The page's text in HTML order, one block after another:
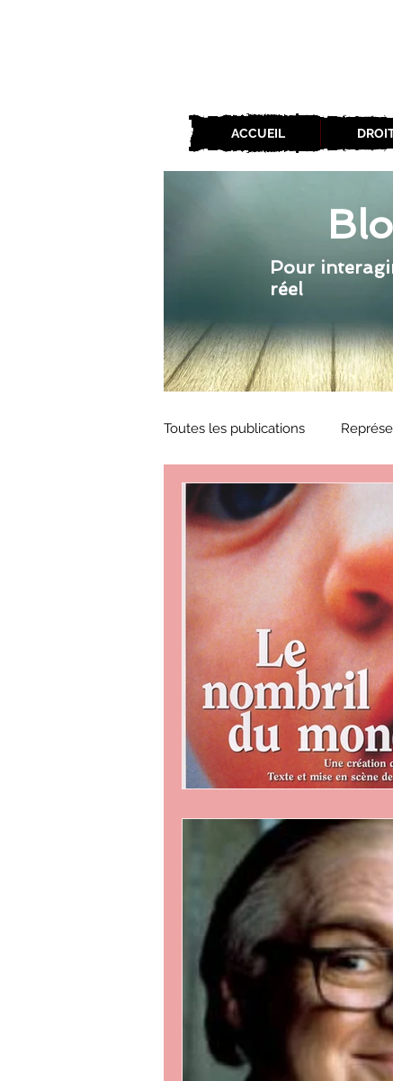
ACCUEIL
Pour
réel
Toutes les publications
Zone Culture
ZoneCulture 2018-2019
ZoneCulture 2022-2023
critique théâtre Rhinocéros